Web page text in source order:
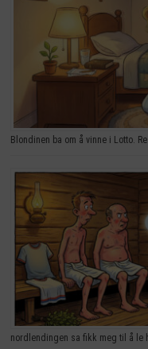
Blondinen ba om å vinne i Lotto.
nordlendingen sa fikk meg til å le